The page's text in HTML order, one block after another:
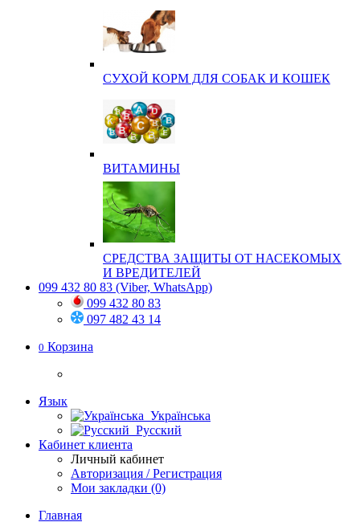
СУХОЙ КОРМ ДЛЯ СОБАК И КОШЕК
ВИТАМИНЫ
СРЕДСТВА ЗАЩИТЫ ОТ НАСЕКОМЫХ
И ВРЕДИТЕЛЕЙ
099 432 80 83 (Viber, WhatsApp)
099 432 80 83
097 482 43 14
0 Корзина
Язык
Українська
Русский
Кабинет клиента
Личный кабинет
Авторизация / Регистрация
Мои закладки (0)
Главная